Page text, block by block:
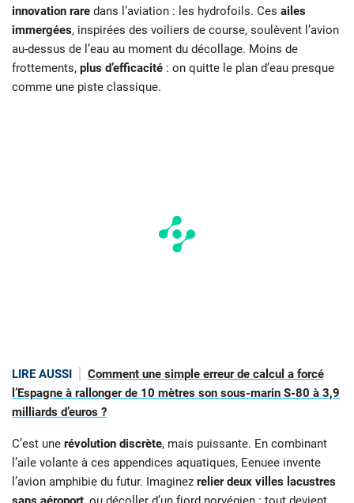
innovation rare dans l’aviation : les hydrofoils. Ces ailes
immergées, inspirées des voiliers de course, soulèvent l’avion
au-dessus de l’eau au moment du décollage. Moins de
frottements, plus d’efficacité : on quitte le plan d’eau presque
comme une piste classique.
LIRE AUSSI
Comment une simple erreur de calcul a forcé
l’Espagne à rallonger de 10 mètres son sous-marin S-80 à 3,9
milliards d’euros ?
C’est une révolution discrète, mais puissante. En combinant
l’aile volante à ces appendices aquatiques, Eenuee invente
l’avion amphibie du futur. Imaginez relier deux villes lacustres